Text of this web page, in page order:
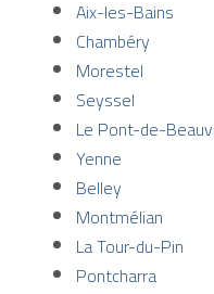
Aix-les-Bains
Chambéry
Morestel
Seyssel
Le Pont-de-
Yenne
Belley
Montmélian
La Tour-du-Pin
Pontcharra